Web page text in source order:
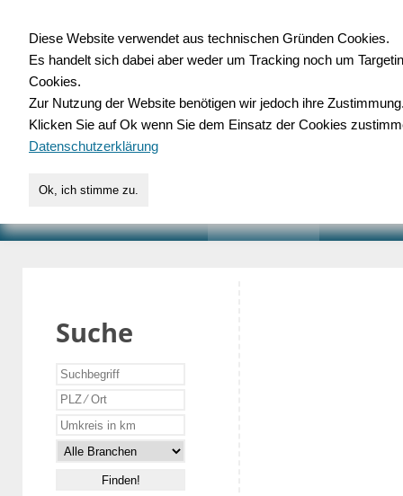
für Handwerk,
Suche
Diese Website verwendet aus technischen Gründen Cookies.
Es handelt sich dabei aber weder um Tracking noch um
Cookies.
Zur Nutzung der Website benötigen wir jedoch ihre
Klicken Sie auf Ok wenn Sie dem Einsatz der Cookies
Datenschutzerklärung
Ok, ich stimme zu.